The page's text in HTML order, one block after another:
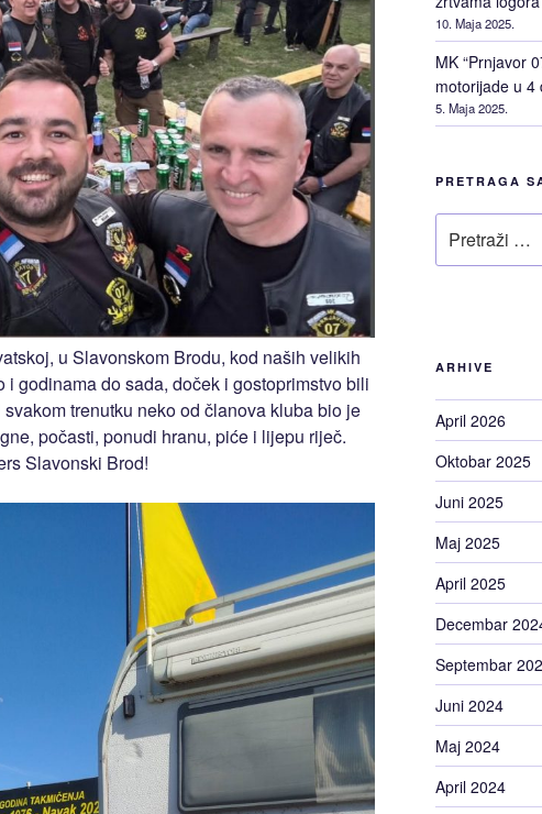
u Slavonskom Brodu, kod naših velikih
i godinama do sada, doček i gostoprimstvo bili
trenutku neko od članova kluba bio je
počasti, ponudi hranu, piće i lijepu riječ.
Slavonski Brod!
10. Maja 2025.
MK “Prnjavor
motorijade u 4
5. Maja 2025.
PRETRAGA
ARHIVE
April 2026
Oktobar 2025
Juni 2025
Maj 2025
April 2025
Decembar
Septembar
Juni 2024
Maj 2024
April 2024